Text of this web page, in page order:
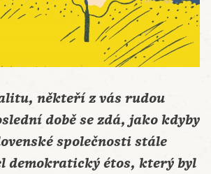
někteří z vás rudou
době se zdá, jako kdyby
společnosti stále
demokratický étos, který byl